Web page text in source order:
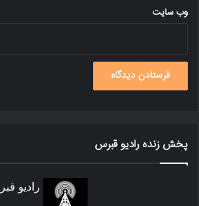
وب‌ سایت
پخش زنده رادیو قبرس
رادیو